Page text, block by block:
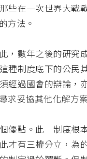
些在一次世界大戰
方法。
，數年之後的研究
種制度底下的公民
經過國會的辯論，
求妥協其他化解方
優點。此一制度根
才有三權分立，為